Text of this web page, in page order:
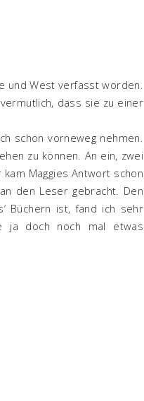
und West verfasst worden.
dass sie zu einer
schon vorneweg nehmen.
zu können. An ein, zwei
Maggies Antwort schon
den Leser gebracht. Den
Büchern ist, fand ich sehr
ja doch noch mal etwas